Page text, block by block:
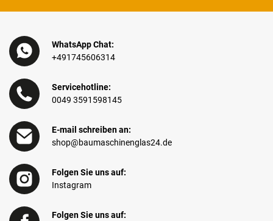
WhatsApp Chat:
+491745606314
Servicehotline:
0049 3591598145
E-mail schreiben an:
shop@baumaschinenglas24.de
Folgen Sie uns auf:
Instagram
Folgen Sie uns auf: